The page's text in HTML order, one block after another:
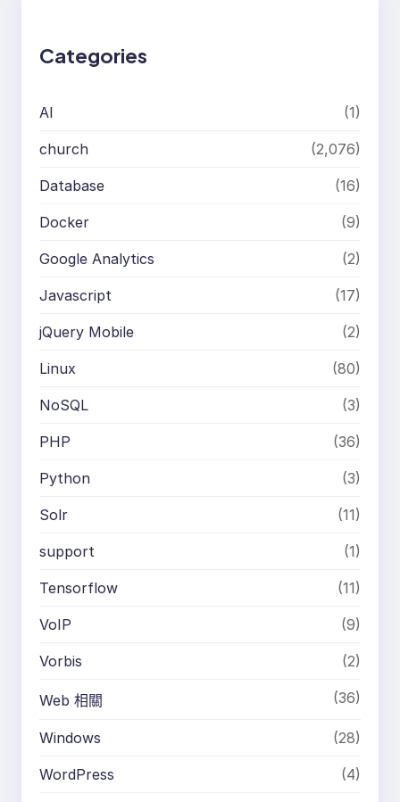
Categories
AI (1)
church (2,076)
Database (16)
Docker (9)
Google Analytics (2)
Javascript (17)
jQuery Mobile (2)
Linux (80)
NoSQL (3)
PHP (36)
Python (3)
Solr (11)
support (1)
Tensorflow (11)
VoIP (9)
Vorbis (2)
Web 相關 (36)
Windows (28)
WordPress (4)